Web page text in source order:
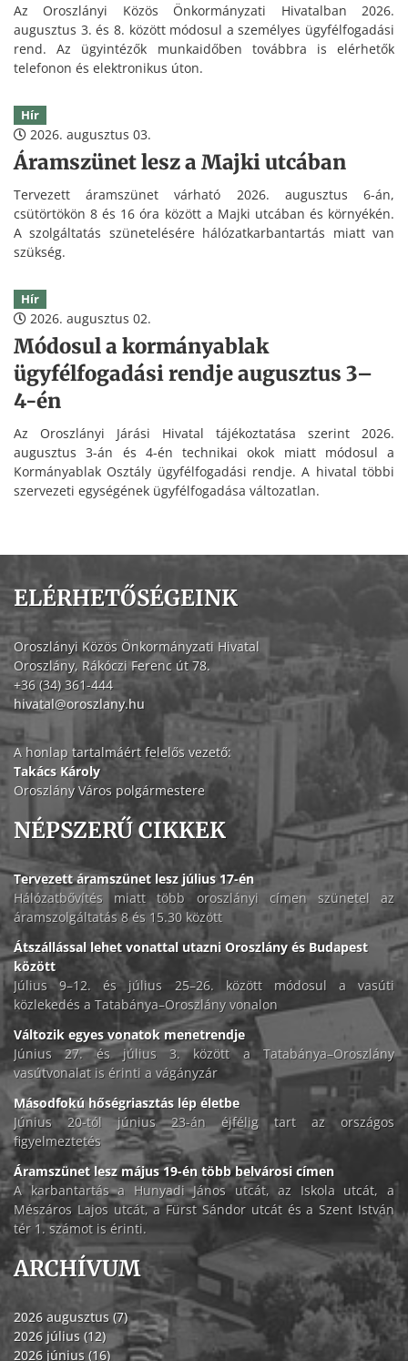
Az Oroszlányi Közös Önkormányzati Hivatalban 2026.
augusztus 3. és 8. között módosul a személyes ügyfélfogadási
rend. Az ügyintézők munkaidőben továbbra is elérhetők
telefonon és elektronikus úton.
Hír
2026. augusztus 03.
Áramszünet lesz a Majki utcában
Tervezett áramszünet várható 2026. augusztus 6-án,
csütörtökön 8 és 16 óra között a Majki utcában és környékén.
A szolgáltatás szünetelésére hálózatkarbantartás miatt van
szükség.
Hír
2026. augusztus 02.
Módosul a kormányablak
ügyfélfogadási rendje augusztus 3–
4-én
Az Oroszlányi Járási Hivatal tájékoztatása szerint 2026.
augusztus 3-án és 4-én technikai okok miatt módosul a
Kormányablak Osztály ügyfélfogadási rendje. A hivatal többi
szervezeti egységének ügyfélfogadása változatlan.
ELÉRHETŐSÉGEINK
Oroszlányi Közös Önkormányzati Hivatal
Oroszlány, Rákóczi Ferenc út 78.
+36 (34) 361-444
hivatal@oroszlany.hu
A honlap tartalmáért felelős vezető:
Takács Károly
Oroszlány Város polgármestere
NÉPSZERŰ CIKKEK
Tervezett áramszünet lesz július 17-én
Hálózatbővítés miatt több oroszlányi címen szünetel az
áramszolgáltatás 8 és 15.30 között
Átszállással lehet vonattal utazni Oroszlány és Budapest
között
Július 9–12. és július 25–26. között módosul a vasúti
közlekedés a Tatabánya–Oroszlány vonalon
Változik egyes vonatok menetrendje
Június 27. és július 3. között a Tatabánya–Oroszlány
vasútvonalat is érinti a vágányzár
Másodfokú hőségriasztás lép életbe
Június 20-tól június 23-án éjfélig tart az országos
figyelmeztetés
Áramszünet lesz május 19-én több belvárosi címen
A karbantartás a Hunyadi János utcát, az Iskola utcát, a
Mészáros Lajos utcát, a Fürst Sándor utcát és a Szent István
tér 1. számot is érinti.
ARCHÍVUM
2026 augusztus (7)
2026 július (12)
2026 június (16)